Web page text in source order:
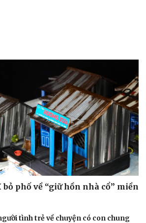
Sành điệu
Tin Công nghệ
Trải nghiệm
Chuyển đổi số
bỏ phố về “giữ hồn nhà cổ” miền
tình trẻ về chuyện có con chung